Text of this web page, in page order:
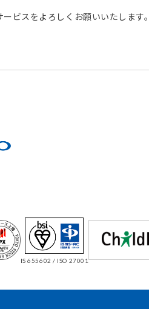
ビスをよろしくお願いいたします。
IS 655602 / ISO 27001